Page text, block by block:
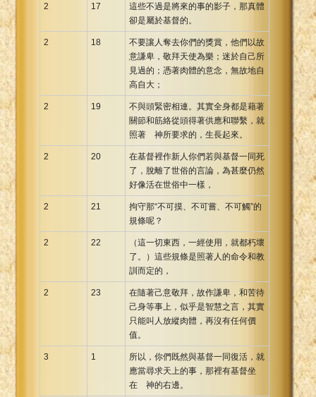
2 17
這些不過是將來的事的影子，那真體
卻是屬於基督的。
2 18
不要讓人奪去你們的獎賞，他們以故
意謙卑，敬拜天使為樂；迷於自己所
見過的；憑著肉體的意念，無故地自
高自大；
2 19
不與頭緊密相連。其實全身都是藉著
關節和筋絡從頭得著供應和聯繫，就
照著 神所要求的，生長起來。
2 20
在基督裡作新人你們若與基督一同死
了，脫離了世俗的言論，為甚麼仍然
好像活在世俗中一樣，
2 21
拘守那“不可摸、不可嘗、不可觸”的
規條呢？
2 22
（這一切東西，一經使用，就都朽壞
了。）這些規條是照著人的命令和教
訓而定的，
2 23
在隨著己意敬拜，故作謙卑，和苦待
己身等事上，似乎是智慧之言，其實
只能叫人放縱肉體，再沒有任何價
值。
3 1
所以，你們既然與基督一同復活，就
應當尋求天上的事，那裡有基督坐
在 神的右邊。